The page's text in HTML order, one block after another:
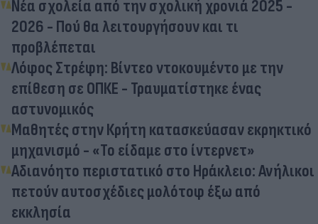
Νέα σχολεία από την σχολική χρονιά 2025 -
2026 - Πού θα λειτουργήσουν και τι
προβλέπεται
Λόφος Στρέφη: Βίντεο ντοκουμέντο με την
επίθεση σε ΟΠΚΕ - Τραυματίστηκε ένας
αστυνομικός
Μαθητές στην Κρήτη κατασκεύασαν εκρηκτικό
μηχανισμό - «Το είδαμε στο ίντερνετ»
Αδιανόητο περιστατικό στο Ηράκλειο: Ανήλικοι
πετούν αυτοσχέδιες μολότοφ έξω από
εκκλησία